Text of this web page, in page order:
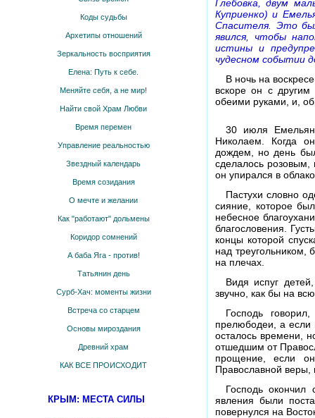
Коды судьбы
Архетипы отношений
Зеркальность восприятия
Елена: Путь к себе.
Меняйте себя, а не мир!
Найти свой Храм Любви
Время перемен
Управление реальностью
Звездный календарь
Время созидания
О мечте и желании
Как "работают" дольмены
Коридор сомнений
А баба Яга - против!
Татьянин день
Сурб-Хач: моменты жизни
Встреча со старцем
Основы мироздания
Древний храм
КАК ВСЕ ПРОИСХОДИТ
КРЫМ: МЕСТА СИЛЫ
Глебовка, двум
Куприенко) и
Спасителя. Это
явился, чтобы
истины и
чудесном событии
В ночь на
вскоре он с
обеими руками, и,
30 июля Емельян
Николаем. Когда
дождем, но день
сделалось розовым,
он упирался в
Пастухи словно
сияние, которое
небесное
благословения.
концы которой
над
на плечах.
Видя испуг
звучно, как бы на
Господь
прелюбодеи, а
осталось времени,
отшедшим от
прощение, если
Православной веры,
Господь
явления были
повернулся на